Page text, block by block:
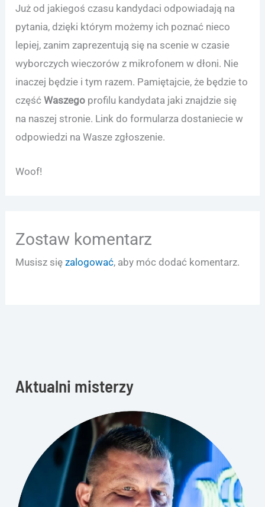
Już od jakiegoś czasu kandydaci odpowiadają na
pytania, dzięki którym możemy ich poznać nieco
lepiej, zanim zaprezentują się na scenie w czasie
wyborczych wieczorów z mikrofonem w dłoni. Nie
inaczej będzie i tym razem. Pamiętajcie, że będzie to
częśćWaszego profilu kandydata jaki znajdzie się
na naszej stronie. Link do formularza dostaniecie w
odpowiedzi na Wasze zgłoszenie.
Woof!
Zostaw komentarz
Musisz sięzalogować, aby móc dodać komentarz.
Aktualni misterzy